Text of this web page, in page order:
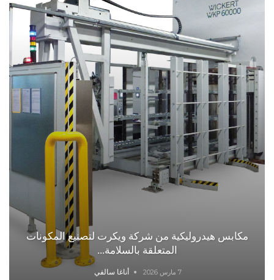
مكابس هيدروليكية من شركة ويكرت لتصنيع المكونات
المتعلقة بالسلامة...
أناغا سالفي 7 مارس 2026